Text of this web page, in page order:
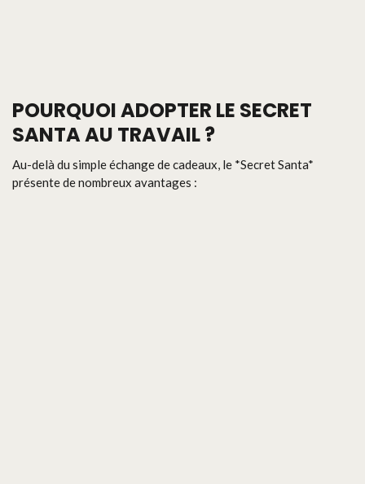
POURQUOI ADOPTER LE SECRET
SANTA AU TRAVAIL ?
Au-delà du simple échange de cadeaux, le *Secret Santa*
présente de nombreux avantages :